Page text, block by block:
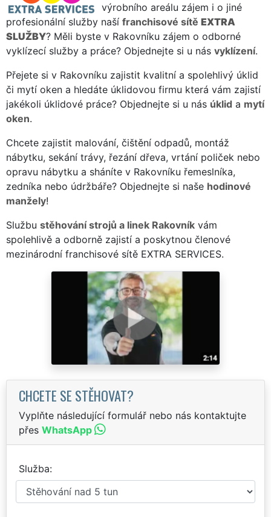
výrobního areálu zájem i o jiné
profesionální služby naší franchisové sítě EXTRA
SLUŽBY? Měli byste v Rakovníku zájem o odborné
vyklízecí služby a práce? Objednejte si u nás vyklízení.
Přejete si v Rakovníku zajistit kvalitní a spolehlivý úklid
či mytí oken a hledáte úklidovou firmu která vám zajistí
jakékoli úklidové práce? Objednejte si u nás úklid a mytí
oken.
Chcete zajistit malování, čištění odpadů, montáž
nábytku, sekání trávy, řezání dřeva, vrtání poliček nebo
opravu nábytku a sháníte v Rakovníku řemeslníka,
zedníka nebo údržbáře? Objednejte si naše hodinové
manžely!
Službu stěhování strojů a linek Rakovník vám
spolehlivě a odborně zajistí a poskytnou členové
mezinárodní franchisové sítě EXTRA SERVICES.
CHCETE SE STĚHOVAT?
Vyplňte následující formulář nebo nás kontaktujte
přes WhatsApp
Služba